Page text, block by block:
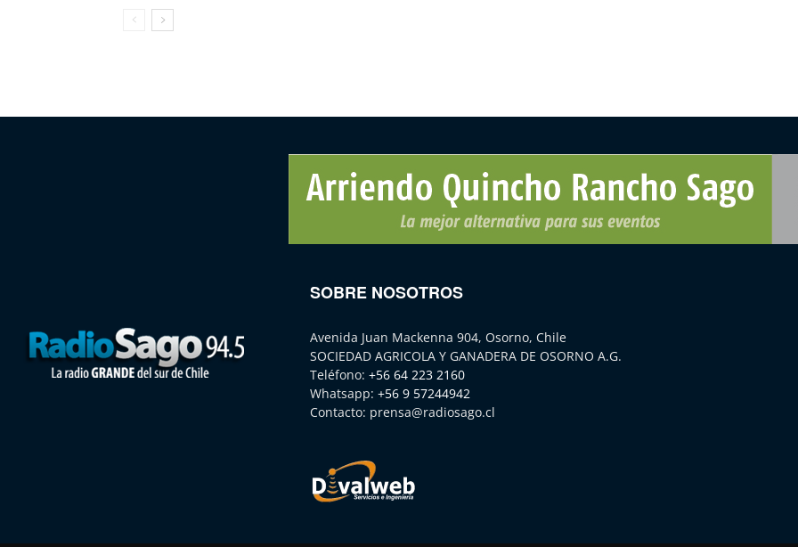
SOBRE NOSOTROS
Avenida Juan Mackenna 904, Osorno, Chile
SOCIEDAD AGRICOLA Y GANADERA DE OSORNO A.G.
Teléfono: +56 64 223 2160
Whatsapp: +56 9 57244942
Contacto: prensa@radiosago.cl